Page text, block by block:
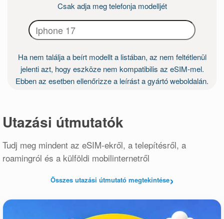
Csak adja meg telefonja modelljét
Ha nem találja a beírt modellt a listában, az nem feltétlenül
jelenti azt, hogy eszköze nem kompatibilis az eSIM-mel.
Ebben az esetben ellenőrizze a leírást a gyártó weboldalán.
Utazási útmutatók
Tudj meg mindent az eSIM-ekről, a telepítésről, a
roamingról és a külföldi mobilinternetről
Összes utazási útmutató megtekintése›